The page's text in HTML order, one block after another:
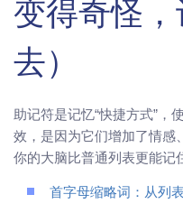
变得奇怪
去）
助记符是记忆“快捷方式”，
效，是因为它们增加了情感
你的大脑比普通列表更能记
首字母缩略词：从列